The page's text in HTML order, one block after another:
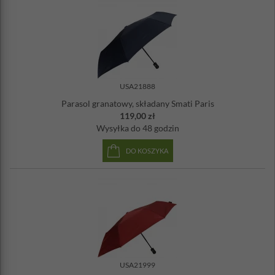
USA21888
Parasol granatowy, składany Smati Paris
119,00 zł
Wysyłka do 48 godzin
DO KOSZYKA
USA21999